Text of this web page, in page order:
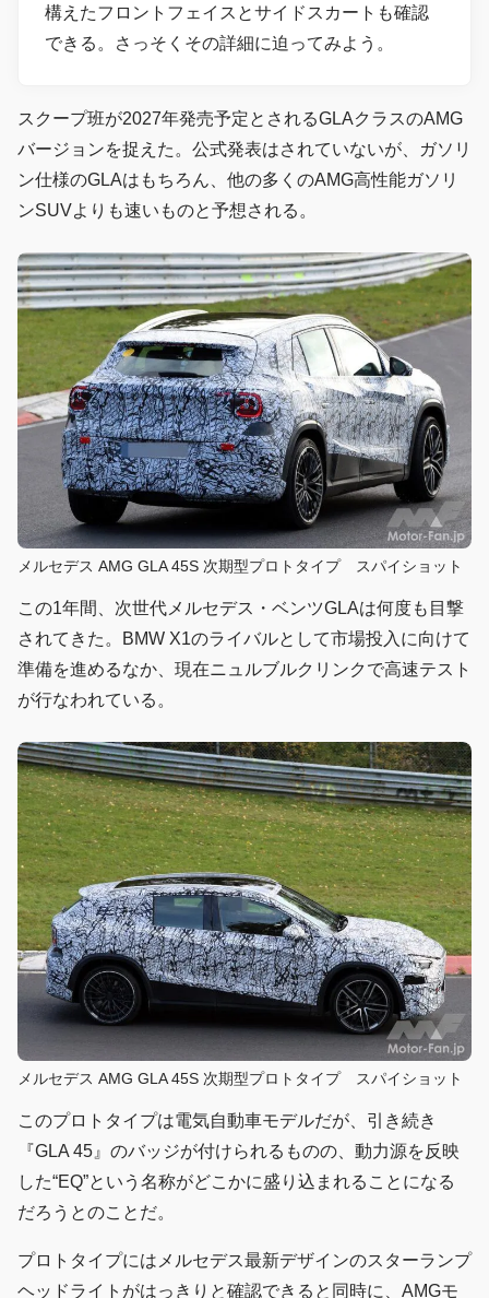
構えたフロントフェイスとサイドスカートも確認
できる。さっそくその詳細に迫ってみよう。
スクープ班が2027年発売予定とされるGLAクラスのAMG
バージョンを捉えた。公式発表はされていないが、ガソリ
ン仕様のGLAはもちろん、他の多くのAMG高性能ガソリ
ンSUVよりも速いものと予想される。
メルセデス AMG GLA 45S 次期型プロトタイプ スパイショット
この1年間、次世代メルセデス・ベンツGLAは何度も目撃
されてきた。BMW X1のライバルとして市場投入に向けて
準備を進めるなか、現在ニュルブルクリンクで高速テスト
が行なわれている。
メルセデス AMG GLA 45S 次期型プロトタイプ スパイショット
このプロトタイプは電気自動車モデルだが、引き続き
『GLA 45』のバッジが付けられるものの、動力源を反映
した“EQ”という名称がどこかに盛り込まれることになる
だろうとのことだ。
プロトタイプにはメルセデス最新デザインのスターランプ
ヘッドライトがはっきりと確認できると同時に、AMGモ